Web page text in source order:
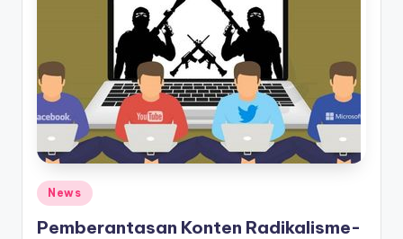
Posted
News
Pemberantasan Konten Radikalisme-